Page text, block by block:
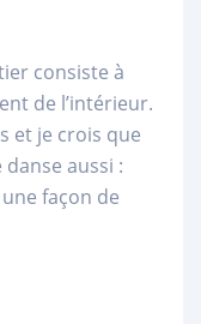
consiste à
de l’intérieur.
et je crois que
aussi :
façon de